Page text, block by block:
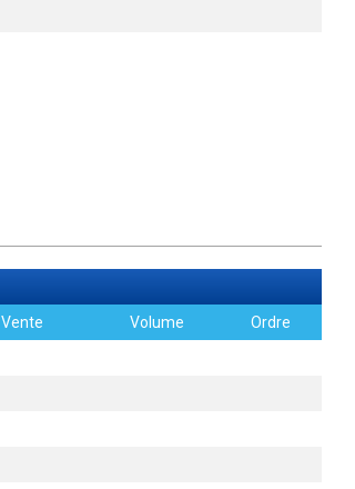
Vente Volume Ordre